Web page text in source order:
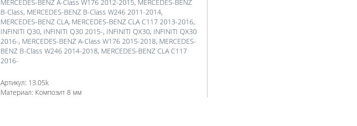
MERCEDES-BENZ A-Class W176 2012-2015, MERCEDES-BENZ
B-Class, MERCEDES-BENZ B-Class W246 2011-2014,
MERCEDES-BENZ CLA, MERCEDES-BENZ CLA C117 2013-2016,
INFINITI Q30, INFINITI Q30 2015-, INFINITI QX30, INFINITI QX30
2016-, MERCEDES-BENZ A-Class W176 2015-2018, MERCEDES-
BENZ B-Class W246 2014-2018, MERCEDES-BENZ CLA C117
2016-
Артикул: 13.05k
Материал: Композит 8 мм